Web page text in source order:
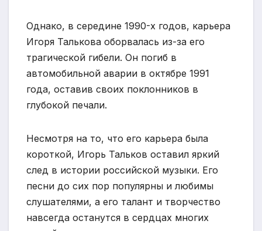
Однако, в середине 1990-х годов, карьера
Игоря Талькова оборвалась из-за его
трагической гибели. Он погиб в
автомобильной аварии в октябре 1991
года, оставив своих поклонников в
глубокой печали.
Несмотря на то, что его карьера была
короткой, Игорь Тальков оставил яркий
след в истории российской музыки. Его
песни до сих пор популярны и любимы
слушателями, а его талант и творчество
навсегда останутся в сердцах многих